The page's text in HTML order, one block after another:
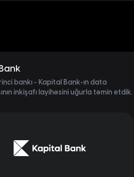
bankı - Kapital Bank-ın data
inkişafı layihəsini uğurla təmin etdik.